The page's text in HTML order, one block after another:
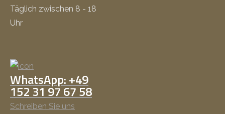
Täglich zwischen 8 - 18
Uhr
WhatsApp: +49
152 31 97 67 58
Schreiben Sie uns